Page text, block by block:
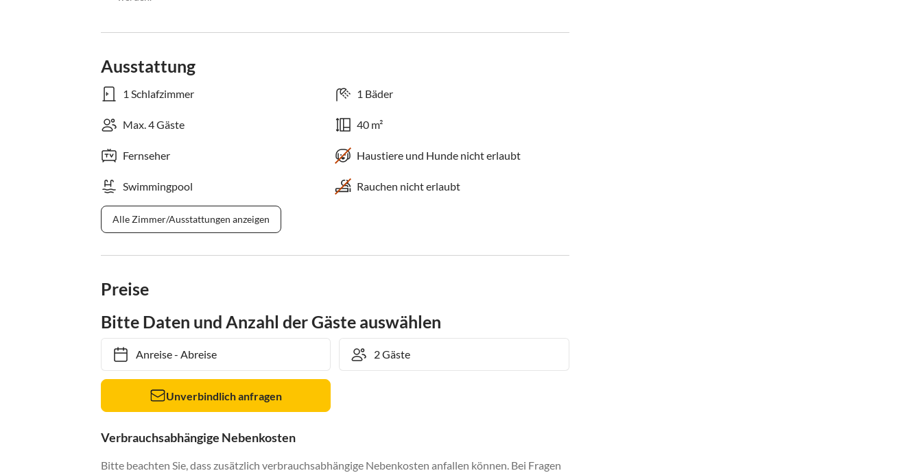
Ausstattung
1 Schlafzimmer 1 Bäder
Max. 4 Gäste 40 m²
Fernseher Haustiere und Hunde nicht erlaubt
Swimmingpool Rauchen nicht erlaubt
Alle Zimmer/Ausstattungen anzeigen
Preise
Bitte Daten und Anzahl der Gäste auswählen
Anreise- Abreise
Unverbindlich anfragen
Verbrauchsabhängige Nebenkosten
Bitte beachten Sie, dass zusätzlich verbrauchsabhängige Nebenkosten anfallen können. Bei Fragen